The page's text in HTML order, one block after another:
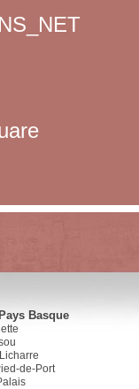
Basque
de-Port